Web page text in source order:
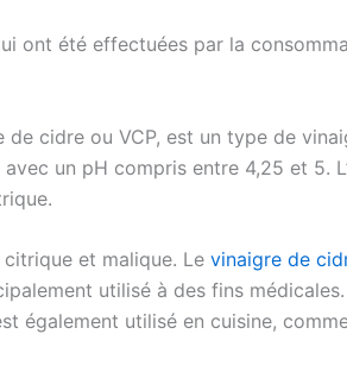
ont été effectuées par la
cidre ou VCP, est un type de
un pH compris entre 4,25 et 5.
et malique. Le vinaigre de
utilisé à des fins
également utilisé en cuisine,